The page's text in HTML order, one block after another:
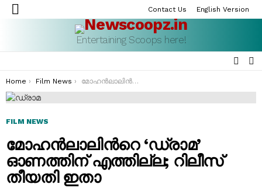
Menu
Contact Us English Version
Entertaining Scoops here!
You are here:
Home Film News മോഹൻലാലിന്‍റെ ‘ഡ്രാമ’ ഓണത്തിന് എത്തില്ല; റിലീസ് തീയതി ഇതാ
FILM NEWS
മോഹൻലാലിന്‍റെ ‘ഡ്രാമ’
ഓണത്തിന് എത്തില്ല; റിലീസ്
തീയതി ഇതാ